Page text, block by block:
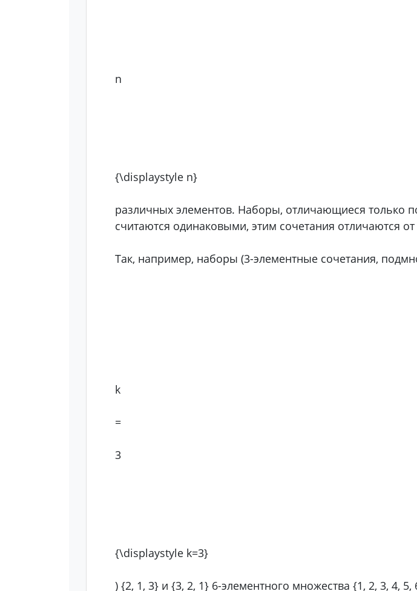
n
{\displaystyle n}
различных элементов. Наборы, отличающиеся только
считаются одинаковыми, этим сочетания отличаются
Так, например, наборы (3-элементные сочетания,
k
=
3
{\displaystyle k=3}
) {2, 1, 3} и {3, 2, 1} 6-элементного множества {1, 2, 3, 4, 5,